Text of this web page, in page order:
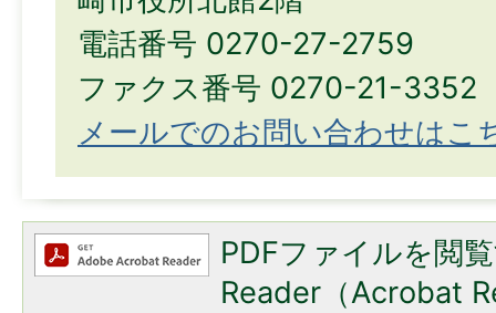
電話番号 0270-27-2759
ファクス番号 0270-21-3352
メールでのお問い合わせはこ
PDFファイルを閲
Reader（Acrobat